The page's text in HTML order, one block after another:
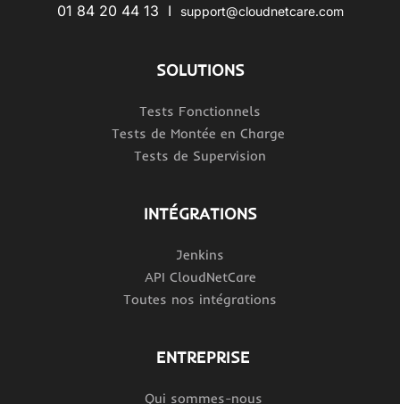
01 84 20 44 13 I
support@cloudnetcare.com
SOLUTIONS
Tests Fonctionnels
Tests de Montée en Charge
Tests de Supervision
INTÉGRATIONS
Jenkins
API CloudNetCare
Toutes nos intégrations
ENTREPRISE
Qui sommes-nous